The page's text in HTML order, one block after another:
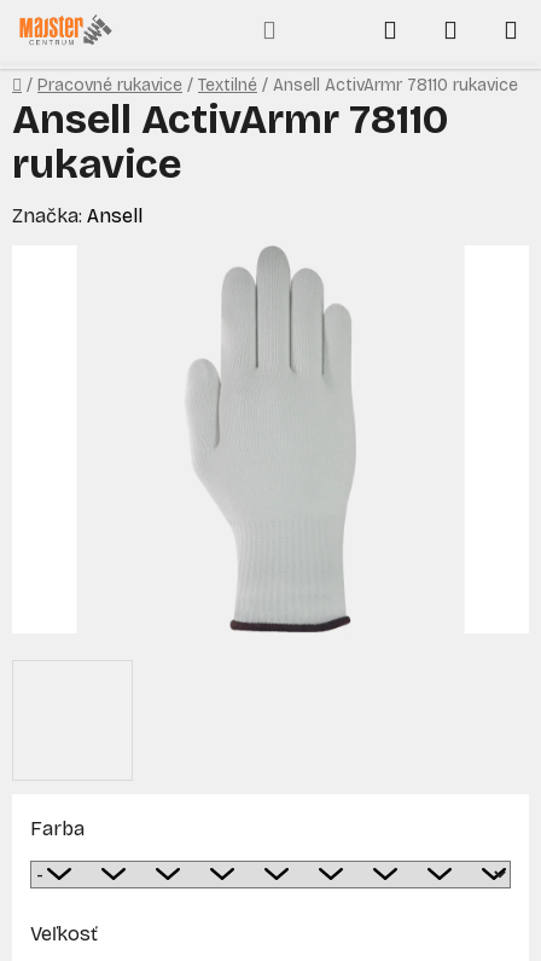
Prejsť
na
obsah
Hľadať
KOŠÍK
Domov
/ Pracovné rukavice / Textilné / Ansell ActivArmr 78110 rukavice
Farba
Veľkosť
Ansell ActivArmr 78110
rukavice
Značka: Ansell